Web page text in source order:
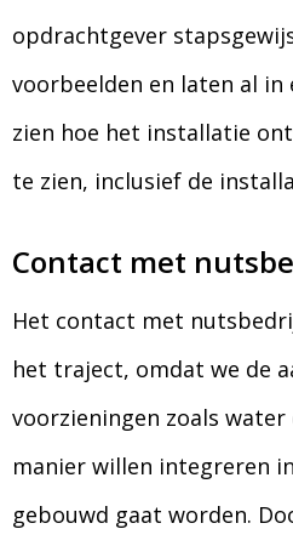
opdrachtgever
voorbeelden en laten al in
zien hoe het installatie
te zien, inclusief de
Contact met
Het contact met
het traject, omdat we de
voorzieningen zoals
manier willen integreren
gebouwd gaat worden.